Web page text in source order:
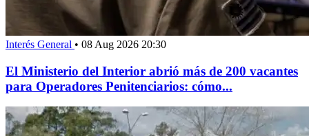
Interés General • 08 Aug 2026 20:30
El Ministerio del Interior abrió más de 200 vacantes
para Operadores Penitenciarios: cómo...